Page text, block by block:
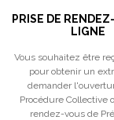
PRISE DE
LIGNE
Vous souhaitez être
pour obtenir un
demander
Procédure Collective
rendez-vous de